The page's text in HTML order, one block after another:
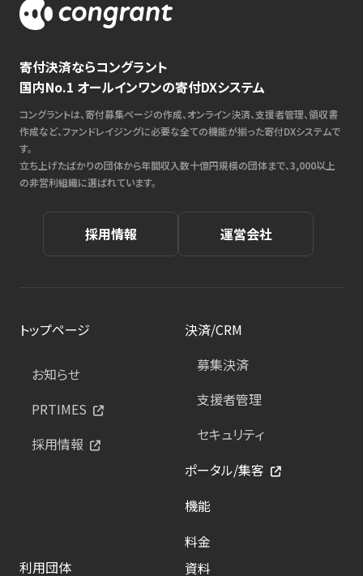
寄付決済ならコングラント
国内No.1 オールインワンの寄付DXシステム
コングラントは、寄付募集ページの作成、オンライン決済、支援者管理、領収書
作成など、ファンドレイジングに必要な全ての機能が揃った寄付DXシステムで
す。
立ち上げたばかりの団体から年間収入数十億円規模の団体まで、3,000以上
の非営利組織に選ばれています。
採用情報 運営会社
トップページ
お知らせ
PRTIMES
採用情報
決済/CRM
募集決済
支援者管理
セキュリティ
ポータル/集客
機能
料金
利用団体
資料